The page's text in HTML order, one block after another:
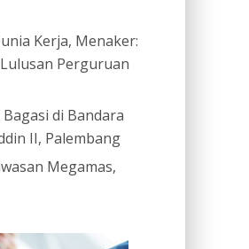
Kerja, Menaker:
Perguruan
di Bandara
II, Palembang
Megamas,